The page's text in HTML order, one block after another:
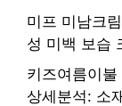
미프 미남크
성 미백 보습
키즈여름이
상세분석: 소